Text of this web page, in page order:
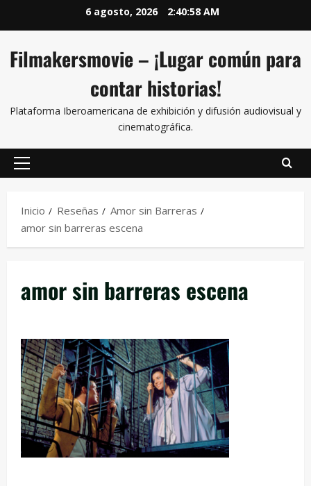
6 agosto, 2026 2:40:58 AM
Filmakersmovie – ¡Lugar común para
contar historias!
Plataforma Iberoamericana de exhibición y difusión audiovisual y
cinematográfica.
Inicio Reseñas
Amor sin Barreras
amor sin barreras escena
amor sin barreras escena